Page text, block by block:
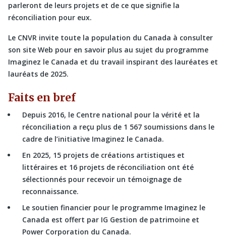
parleront de leurs projets et de ce que signifie la
réconciliation pour eux.
Le CNVR invite toute la population du Canada à consulter
son site Web pour en savoir plus au sujet du programme
Imaginez le Canada et du travail inspirant des lauréates et
lauréats de 2025.
Faits en bref
Depuis 2016, le Centre national pour la vérité et la
réconciliation a reçu plus de 1 567 soumissions dans le
cadre de l’initiative Imaginez le Canada.
En 2025, 15 projets de créations artistiques et
littéraires et 16 projets de réconciliation ont été
sélectionnés pour recevoir un témoignage de
reconnaissance.
Le soutien financier pour le programme Imaginez le
Canada est offert par IG Gestion de patrimoine et
Power Corporation du Canada.